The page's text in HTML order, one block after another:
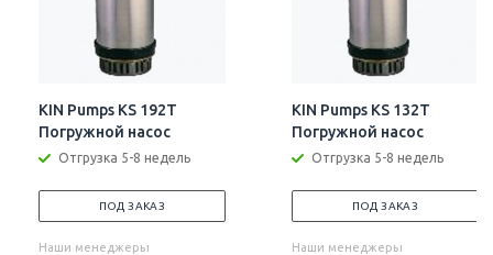
KIN Pumps KS 192T
Погружной насос
Отгрузка 5-8 недель
ПОД ЗАКАЗ
Наши менеджеры
KIN Pumps KS 132T
Погружной насос
Отгрузка 5-8 недель
ПОД ЗАКАЗ
Наши менеджеры